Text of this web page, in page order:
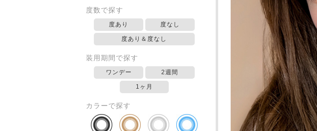
度数で探す
度あり 度なし
度あり＆度なし
装用期間で探す
ワンデー 2週間
1ヶ月
カラーで探す